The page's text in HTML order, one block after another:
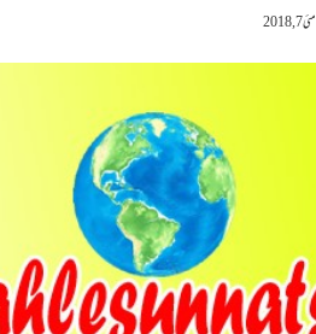
مئی 7, 2018